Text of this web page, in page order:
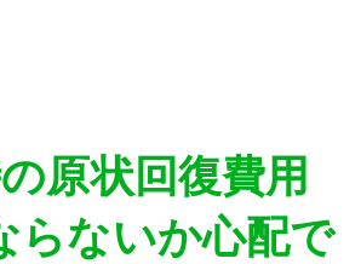
原状回復費用
らないか心配で